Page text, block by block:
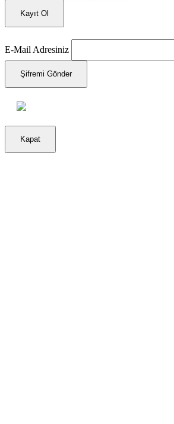
Kayıt Ol
E-Mail Adresiniz
Şifremi Gönder
Kapat